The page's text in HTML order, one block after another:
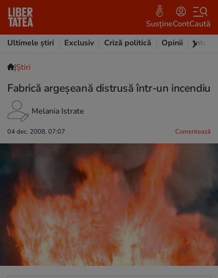
SusțineContCaută
Ultimele știri
Exclusiv Criză politică Opinii
|Ştiri
Fabrică argeşeană distrusă într-un incendiu
Melania Istrate
04 dec. 2008, 07:07 Comentează